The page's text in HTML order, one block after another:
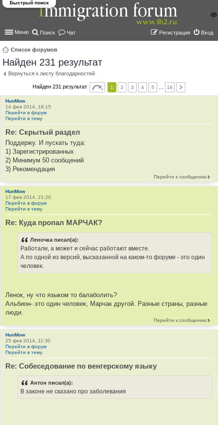
Меню Поиск Чат Вход
Регистрация
Список форумов
Быстрый поиск
Найден 231 результат
Вернуться к листу благодарностей
Найден 231 результат 1 2 3 4 5 16
HunMow
14 фев 2014, 18:15
Перейти в форум
Перейти в тему
Re: Скрытый раздел
Поддержу. И пускать туда:
1) Зарегистрированных
2) Минимум 50 сообщений
3) Рекомендация
Перейти к сообщению
HunMow
17 фев 2014, 21:20
Перейти в форум
Перейти в тему
Re: Куда пропал МАРЧАК?
Леночка писал(а):
Работали, а может и сейчас работают вместе.
А по одной из версий, высказанной на каком-то форуме - это один
человек.
Ленок, ну что языком то балаболить?
Альбион- это один человек, Марчак другой. Разные страны, разные
люди.
Перейти к сообщению
HunMow
25 фев 2014, 11:30
Перейти в форум
Перейти в тему
Re: Cобеседование по венгерскому языку
Антон писал(а):
В законе не сказано про заболевания